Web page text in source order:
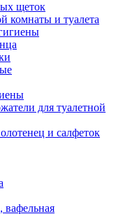
щеток
комнаты и туалета
для туалетной
и салфеток
вафельная